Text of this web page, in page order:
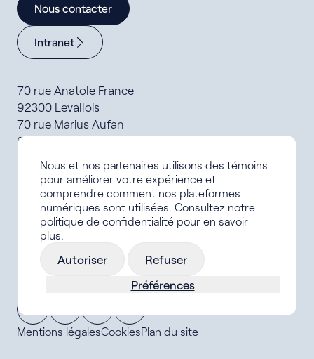
Nous et nos partenaires utilisons des témoins
pour améliorer votre expérience et
comprendre comment nos plateformes
numériques sont utilisées. Consultez notre
politique de confidentialité pour en savoir
plus.
Autoriser
Refuser
Préférences
Nous contacter
Intranet
70 rue Anatole France
92300 Levallois
70 rue Marius Aufan
92300 Levallois
Formations
Offres d’alternance
Le campus
Carrière IFCV
Aides financières et logements
Actualités
Mentions légalesCookiesPlan du site